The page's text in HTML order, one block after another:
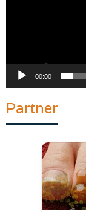
00:00
Partner